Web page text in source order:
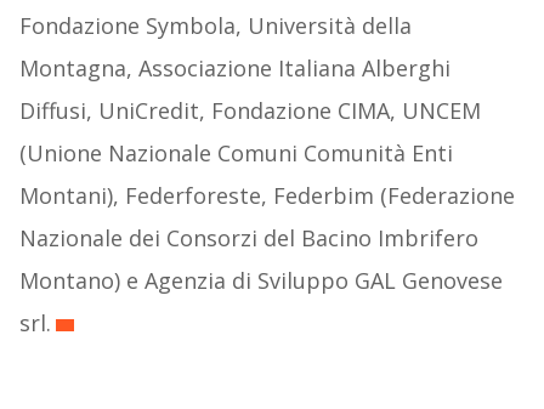
Fondazione Symbola, Università della
Montagna, Associazione Italiana Alberghi
Diffusi, UniCredit, Fondazione CIMA, UNCEM
(Unione Nazionale Comuni Comunità Enti
Montani), Federforeste, Federbim (Federazione
Nazionale dei Consorzi del Bacino Imbrifero
Montano) e Agenzia di Sviluppo GAL Genovese
srl.